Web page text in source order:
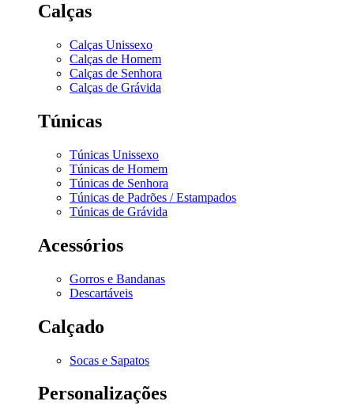
Calças
Calças Unissexo
Calças de Homem
Calças de Senhora
Calças de Grávida
Túnicas
Túnicas Unissexo
Túnicas de Homem
Túnicas de Senhora
Túnicas de Padrões / Estampados
Túnicas de Grávida
Acessórios
Gorros e Bandanas
Descartáveis
Calçado
Socas e Sapatos
Personalizações